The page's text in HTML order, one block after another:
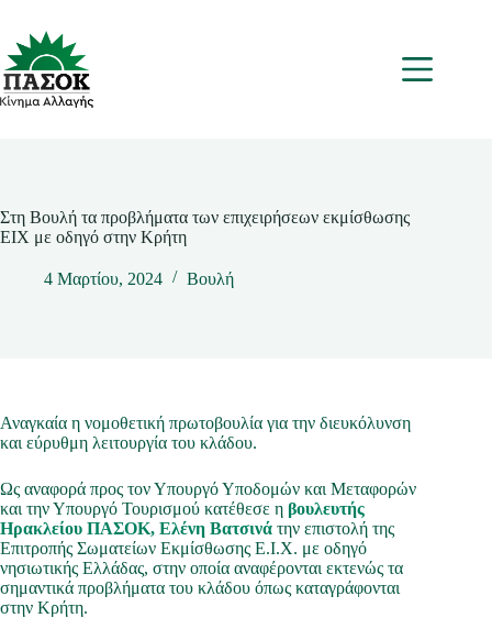
περιεχόμενο
Μενου
Στη Βουλή τα προβλήματα των επιχειρήσεων εκμίσθωσης
ΕΙΧ με οδηγό στην Κρήτη
4 Μαρτίου, 2024 Βουλή
Αναγκαία η νομοθετική πρωτοβουλία για την διευκόλυνση
και εύρυθμη λειτουργία του κλάδου.
Ως αναφορά προς τον Υπουργό Υποδομών και Μεταφορών
και την Υπουργό Τουρισμού κατέθεσε η βουλευτής
Ηρακλείου ΠΑΣΟΚ, Ελένη Βατσινά την επιστολή της
Επιτροπής Σωματείων Εκμίσθωσης Ε.Ι.Χ. με οδηγό
νησιωτικής Ελλάδας, στην οποία αναφέρονται εκτενώς τα
σημαντικά προβλήματα του κλάδου όπως καταγράφονται
στην Κρήτη.